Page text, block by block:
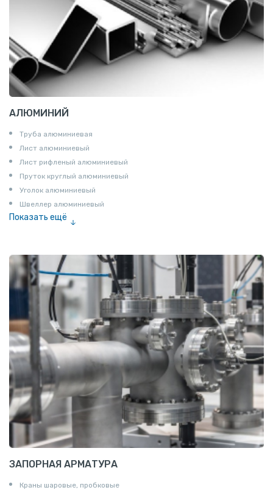
АЛЮМИНИЙ
Труба алюминиевая
Лист алюминиевый
Лист рифленый алюминиевый
Пруток круглый алюминиевый
Уголок алюминиевый
Швеллер алюминиевый
Показать ещё
Шина электротехническая
Алюминиевая плита
Z профиль алюминиевый
Т профиль алюминиевый
Пруток квадратный алюминиевый
Полоса алюминиевая
Пруток шестигранный алюминиевый
ЗАПОРНАЯ АРМАТУРА
Краны шаровые, пробковые